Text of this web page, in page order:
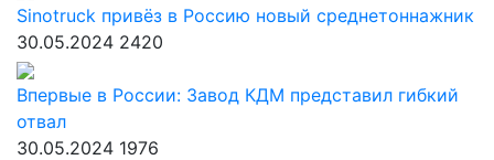
Sinotruck привёз в Россию новый среднетоннажник
30.05.2024 2420
Впервые в России: Завод КДМ представил гибкий
отвал
30.05.2024 1976